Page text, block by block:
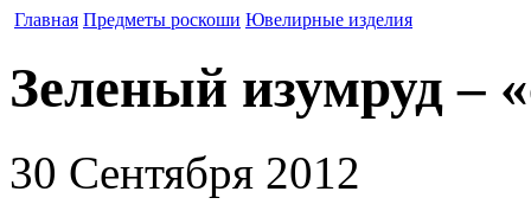
Главная Предметы роскоши Ювелирные изделия
Зеленый изумруд –
30 Сентября 2012